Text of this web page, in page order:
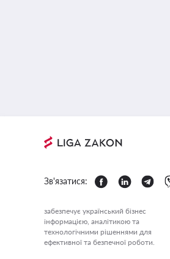
Зв'язатися:
забезпечує український бізнес
інформацією, аналітикою та
технологічними рішеннями для
ефективної та безпечної роботи.